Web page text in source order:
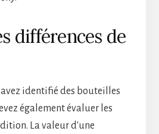
différences de
avez identifié des bouteilles
également évaluer les
La valeur d'une